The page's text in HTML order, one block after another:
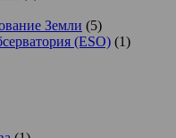
Земли (5)
(ESO) (1)